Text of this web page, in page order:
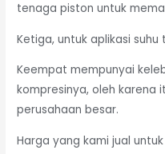
tenaga piston untuk
Ketiga, untuk aplikasi
Keempat mempunyai
kompresinya, oleh karena
perusahaan besar.
Harga yang kami jual